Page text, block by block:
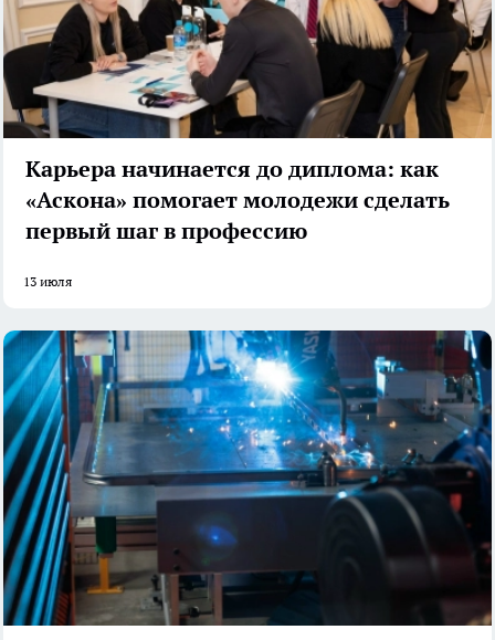
Карьера начинается до диплома: как
«Аскона» помогает молодежи сделать
первый шаг в профессию
13 июля